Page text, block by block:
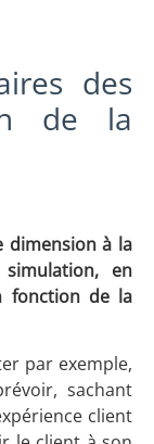
des
de la
dimension à la
en
fonction de la
par exemple,
sachant
client